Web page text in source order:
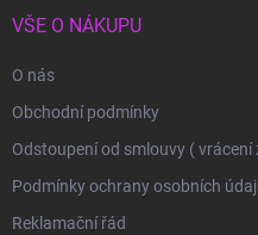
VŠE O NÁKUPU
O nás
Obchodní podmínky
Odstoupení od smlouvy ( vrácení
Podmínky ochrany osobních
Reklamační řád